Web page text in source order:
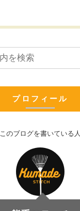
プロフィール
このブログを書いている人